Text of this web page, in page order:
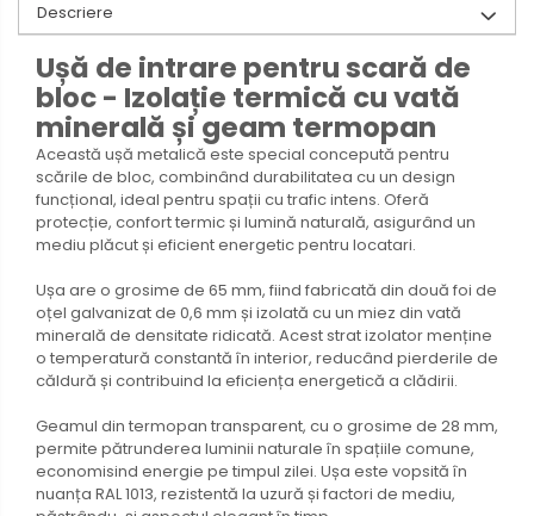
Descriere
Ușă de intrare pentru scară de
bloc - Izolație termică cu vată
minerală și geam termopan
Această ușă metalică este special concepută pentru
scările de bloc, combinând durabilitatea cu un design
funcțional, ideal pentru spații cu trafic intens. Oferă
protecție, confort termic și lumină naturală, asigurând un
mediu plăcut și eficient energetic pentru locatari.
Ușa are o grosime de 65 mm, fiind fabricată din două foi de
oțel galvanizat de 0,6 mm și izolată cu un miez din vată
minerală de densitate ridicată. Acest strat izolator menține
o temperatură constantă în interior, reducând pierderile de
căldură și contribuind la eficiența energetică a clădirii.
Geamul din termopan transparent, cu o grosime de 28 mm,
permite pătrunderea luminii naturale în spațiile comune,
economisind energie pe timpul zilei. Ușa este vopsită în
nuanța RAL 1013, rezistentă la uzură și factori de mediu,